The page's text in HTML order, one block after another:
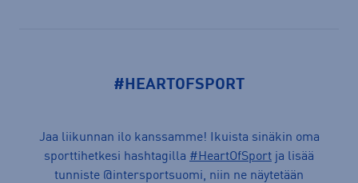
#HEARTOFSPORT
Jaa liikunnan ilo kanssamme! Ikuista sinäkin oma
sporttihetkesi hashtagilla #HeartOfSport ja lisää
tunniste @intersportsuomi, niin ne näytetään